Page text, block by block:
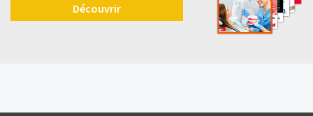
Découvrir